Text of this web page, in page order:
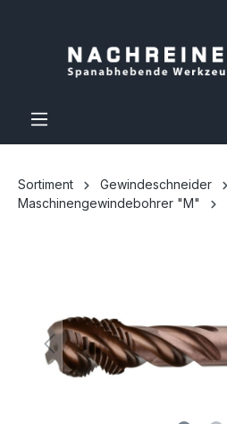
Sortiment
Gewindeschneider
Maschinengewindebohrer "M"